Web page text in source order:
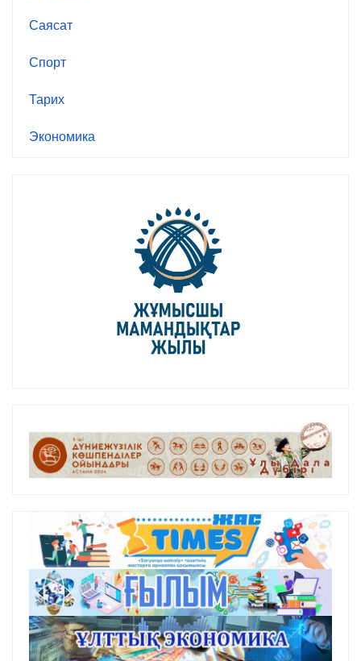
Саясат
Спорт
Тарих
Экономика